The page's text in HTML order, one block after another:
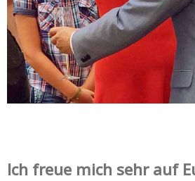
Ich freue mich sehr auf